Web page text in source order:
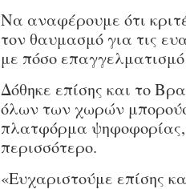
Να αναφέρουμε ότι
τον θαυμασμό για τις
με πόσο
Δόθηκε επίσης και το
όλων των χωρών
πλατφόρμα
περισσότερο.
«Ευχαριστούμε επίσης